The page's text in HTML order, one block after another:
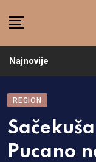
Najnovije
REGION
Pucano